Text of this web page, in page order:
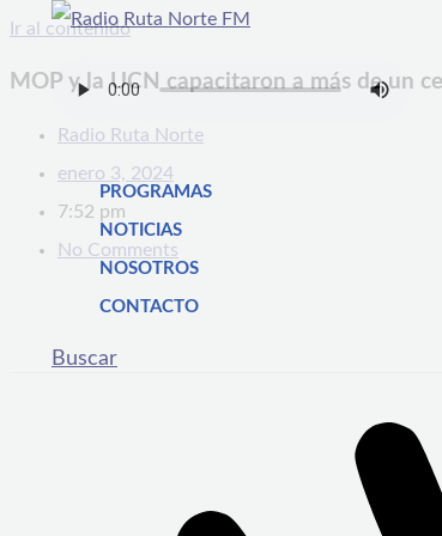
Ir al contenido
PROGRAMAS
NOTICIAS
NOSOTROS
CONTACTO
Buscar
MOP y la UCN capacitaron a más de un
Radio Ruta Norte
enero 3, 2024
7:52 pm
No Comments